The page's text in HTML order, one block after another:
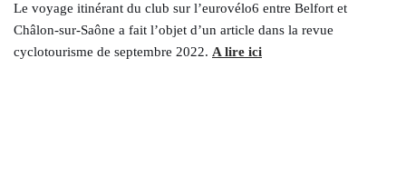
Le voyage itinérant du club sur l’eurovélo6 entre Belfort et
Châlon-sur-Saône a fait l’objet d’un article dans la revue
cyclotourisme de septembre 2022. A lire ici